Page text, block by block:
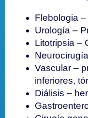
Flebologia
Urología –
Litotripsia –
Vascular –
inferiores,
Diálisis –